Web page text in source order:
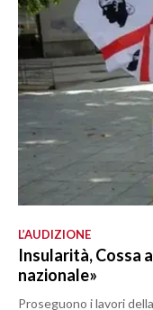
L’AUDIZIONE
Insularità, Cossa
nazionale»
Proseguono i lavori